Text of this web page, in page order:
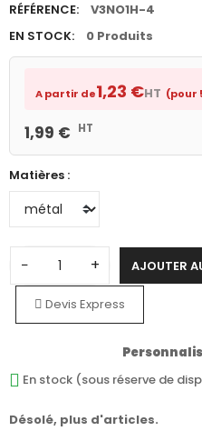
RÉFÉRENCE:
V3NO1H-4
EN STOCK:
0 Produits
A partir de1,23 €HT (pour
1,99 € HT
Matières :
− + AJOUTER
Devis Express
En stock (sous réserve de
Désolé, plus d'articles.